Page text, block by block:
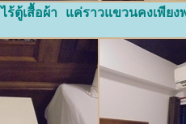
ไร้ตู้เสื้อผ้า แค่ราวแขวนคงเพียง